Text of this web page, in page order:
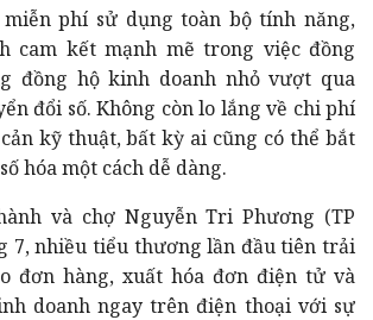
cam kết mạnh mẽ trong việc đồng
đồng hộ kinh doanh nhỏ vượt qua
đổi số. Không còn lo lắng về chi phí
kỹ thuật, bất kỳ ai cũng có thể bắt
7, nhiều tiểu thương lần đầu tiên trải
đơn hàng, xuất hóa đơn điện tử và
doanh ngay trên điện thoại với sự